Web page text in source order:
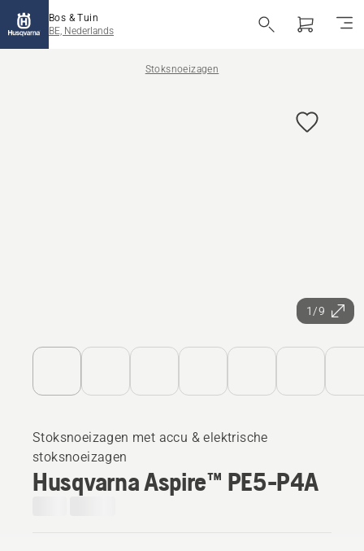
Bos & Tuin
BE, Nederlands
Stoksnoeizagen
1/9
Stoksnoeizagen met accu & elektrische
stoksnoeizagen
Husqvarna Aspire™ PE5-P4A